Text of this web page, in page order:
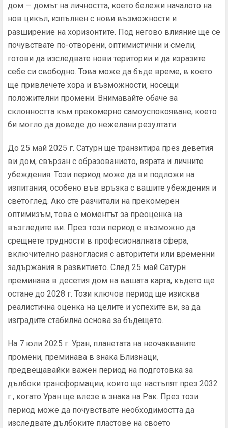
дом — домът на личността, което бележи началото на
нов цикъл, изпълнен с нови възможности и
разширение на хоризонтите. Под негово влияние ще се
почувствате по-отворени, оптимистични и смели,
готови да изследвате нови територии и да изразите
себе си свободно. Това може да бъде време, в което
ще привлечете хора и възможности, носещи
положителни промени. Внимавайте обаче за
склонността към прекомерно самоуспокояване, което
би могло да доведе до нежелани резултати.
До 25 май 2025 г. Сатурн ще транзитира през деветия
ви дом, свързан с образованието, вярата и личните
убеждения. Този период може да ви подложи на
изпитания, особено във връзка с вашите убеждения и
светоглед. Ако сте разчитали на прекомерен
оптимизъм, това е моментът за преоценка на
възгледите ви. През този период е възможно да
срещнете трудности в професионалната сфера,
включително разногласия с авторитети или временни
задържания в развитието. След 25 май Сатурн
преминава в десетия дом на вашата карта, където ще
остане до 2028 г. Този ключов период ще изисква
реалистична оценка на целите и успехите ви, за да
изградите стабилна основа за бъдещето.
На 7 юли 2025 г. Уран, планетата на неочакваните
промени, преминава в знака Близнаци,
предвещавайки важен период на подготовка за
дълбоки трансформации, които ще настъпят през 2032
г., когато Уран ще влезе в знака на Рак. През този
период може да почувствате необходимостта да
изследвате дълбоките пластове на своето